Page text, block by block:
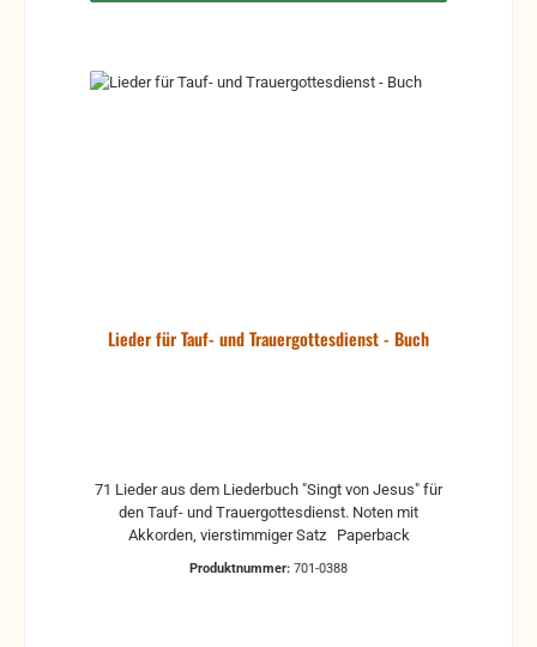
Lieder für Tauf- und Trauergottesdienst - Buch
71 Lieder aus dem Liederbuch "Singt von Jesus" für
den Tauf- und Trauergottesdienst. Noten mit
Akkorden, vierstimmiger Satz Paperback
Produktnummer: 701-0388